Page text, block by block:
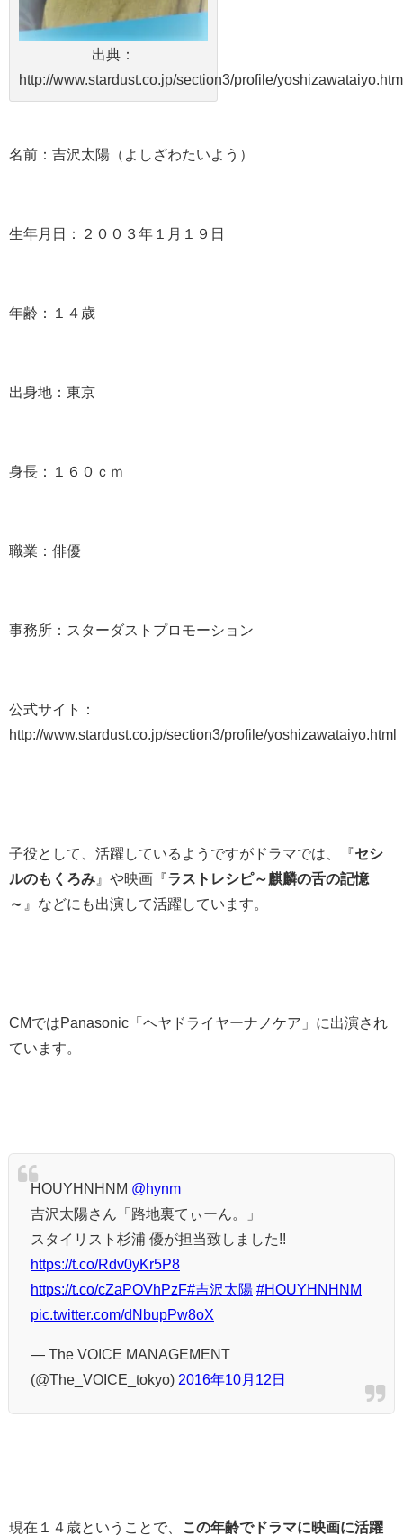
出典：
http://www.stardust.co.jp/section3/profile/
名前：吉沢太陽（よしざわたいよう）
生年月日：２００３年１月１９日
年齢：１４歳
出身地：東京
身長：１６０ｃｍ
職業：俳優
事務所：スターダストプロモーション
公式サイト：
http://www.stardust.co.jp/section3/profile/yoshizawataiyo.html
子役として、活躍しているようですがドラマでは、『セシ
ルのもくろみ 』や映画『ラストレシピ～麒麟の舌の記憶
～ 』などにも出演して活躍しています。
CMではPanasonic「ヘヤドライヤーナノケア」に出演され
ています。
HOUYHNHNM @hynm
吉沢太陽さん「路地裏てぃーん。」
スタイリスト杉浦 優が担当致しました!!
https://t.co/Rdv0yKr5P8
https://t.co/cZaPOVhPzF#吉沢太陽 #HOUYHNHNM
pic.twitter.com/dNbupPw8oX
— The VOICE MANAGEMENT
(@The_VOICE_tokyo) 2016年10月12日
現在１４歳ということで、 この年齢でドラマに映画に活躍